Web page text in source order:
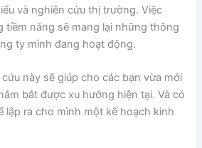
và nghiên cứu thị trường. Việc
tiềm năng sẽ mang lại những thông
ty mình đang hoạt động.
này sẽ giúp cho các bạn vừa mới
bắt được xu hướng hiện tại. Và có
lập ra cho mình một kế hoạch kinh